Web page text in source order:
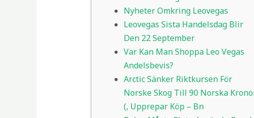
Nyheter Omkring Leovegas
Leovegas Sista Handelsdag Blir
Den 22 September
Var Kan Man Shoppa Leo Vegas
Andelsbevis?
Arctic Sänker Riktkursen För
Norske Skog Till 90 Norska
(, Upprepar Köp – Bn